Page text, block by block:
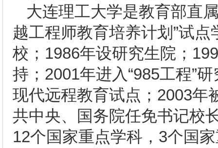
大连理工大学是教育部直
越工程师教育培养计划”试
校；1986年设研究生院；
持；2001年进入“985工程”
现代远程教育试点；2003年
共中央、国务院任免书记校
12个国家重点学科，3个国